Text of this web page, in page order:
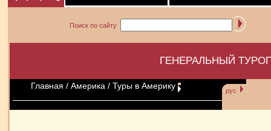
Поиск по сайту
ГЕНЕРАЛЬНЫЙ
Главная / Америка / Туры в Америку рус